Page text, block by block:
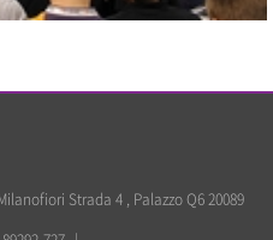
Vicino
Strada 4 , Palazzo Q6 20089